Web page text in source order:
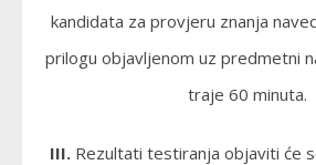
kandidata za provjeru znanja
prilogu objavljenom uz predmetni
traje 60 minuta.
III. Rezultati testiranja objaviti će